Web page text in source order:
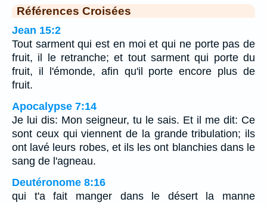
Références Croisées
Jean 15:2
Tout sarment qui est en moi et qui ne porte pas de
fruit, il le retranche; et tout sarment qui porte du
fruit, il l'émonde, afin qu'il porte encore plus de
fruit.
Apocalypse 7:14
Je lui dis: Mon seigneur, tu le sais. Et il me dit: Ce
sont ceux qui viennent de la grande tribulation; ils
ont lavé leurs robes, et ils les ont blanchies dans le
sang de l'agneau.
Deutéronome 8:16
qui t'a fait manger dans le désert la manne